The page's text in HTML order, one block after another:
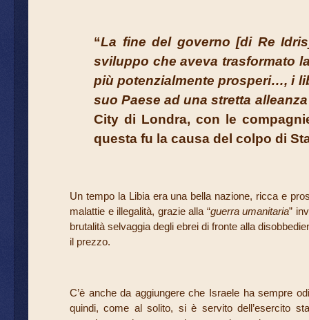
“La fine del governo [di Re
sviluppo che aveva trasformato
più potenzialmente prosperi…, i
suo Paese ad una stretta
City di Londra, con le
questa fu la causa del colpo di
Un tempo la Libia era una bella nazione, ricca e
malattie e illegalità, grazie alla “guerra umanitaria”
brutalità selvaggia degli ebrei di fronte alla
il prezzo.
C’è anche da aggiungere che Israele ha sempre
quindi, come al solito, si è servito dell’esercito